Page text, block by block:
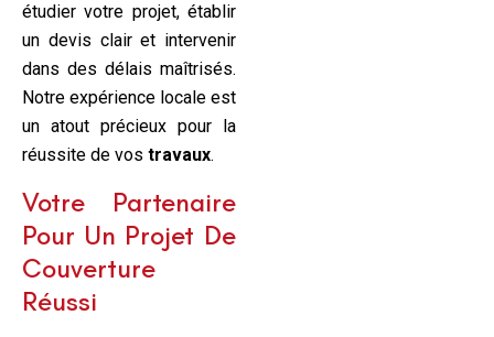
étudier votre projet, établir
un devis clair et intervenir
dans des délais maîtrisés.
Notre expérience locale est
un atout précieux pour la
réussite de vos travaux.
Votre Partenaire
Pour Un Projet De
Couverture
Réussi